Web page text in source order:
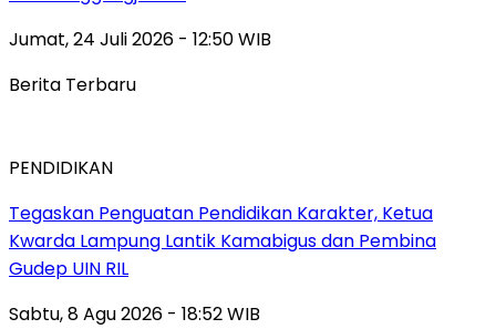
Jumat, 24 Juli 2026 - 12:50 WIB
Berita Terbaru
PENDIDIKAN
Tegaskan Penguatan Pendidikan Karakter, Ketua
Kwarda Lampung Lantik Kamabigus dan Pembina
Gudep UIN RIL
Sabtu, 8 Agu 2026 - 18:52 WIB